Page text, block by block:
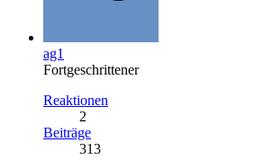
ag1
Fortgeschrittener
Reaktionen
2
Beiträge
313